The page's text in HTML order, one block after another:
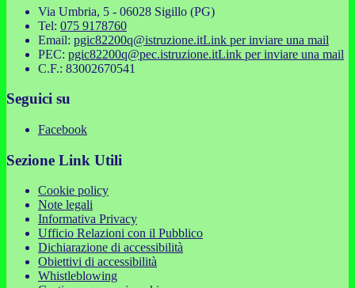
Via Umbria, 5 - 06028 Sigillo (PG)
Tel: 075 9178760
Email: pgic82200q@istruzione.itLink per inviare una mail
PEC: pgic82200q@pec.istruzione.itLink per inviare una mail
C.F.: 83002670541
Seguici su
Facebook
Sezione Link Utili
Cookie policy
Note legali
Informativa Privacy
Ufficio Relazioni con il Pubblico
Dichiarazione di accessibilità
Obiettivi di accessibilità
Whistleblowing